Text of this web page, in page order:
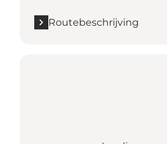
Routebeschrijving